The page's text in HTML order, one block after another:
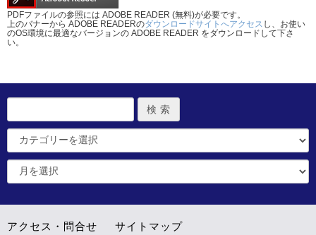
PDFファイルの参照には ADOBE READER (無料)が必要です。
上のバナーから ADOBE READERのダウンロードサイトへアクセス し、お使い
のOS環境に最適なバージョンの ADOBE READER をダウンロードして下さ
い。
アクセス・問合せ
サイトマップ